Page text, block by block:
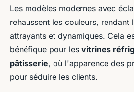
Les modèles modernes avec
rehaussent les couleurs, rendant
attrayants et dynamiques. Cela
bénéfique pour les vitrines
pâtisserie, où l'apparence des
pour séduire les clients.